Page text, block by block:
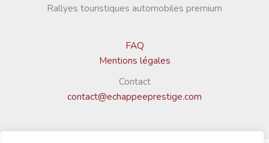
Rallyes touristiques automobiles premium
FAQ
Mentions légales
Contact
contact@echappeeprestige.com